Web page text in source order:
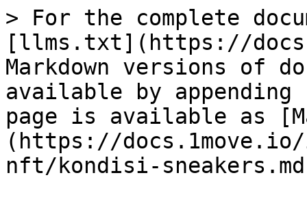
> For the complete
[llms.txt](https://
Markdown versions of
available by
page is available as
(https://docs.1move.io/
nft/kondisi-